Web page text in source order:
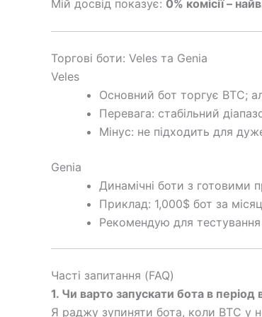
Мій досвід показує: 0% комісії –
Торгові боти: Veles та Genia
Veles
Основний бот торгує BTC;
Перевага: стабільний
Мінус: не підходить для
Genia
Динамічні боти з готовими
Приклад: 1,000$ бот за
Рекомендую для
Часті запитання (FAQ)
1. Чи варто запускати бота в період
Я раджу зупиняти бота, коли BTC у